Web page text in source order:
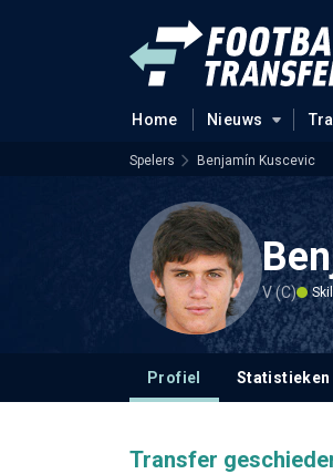
Home Nieuws
Spelers Benjamín Kuscevic
V (C)
Profiel Statistieken
Transfer